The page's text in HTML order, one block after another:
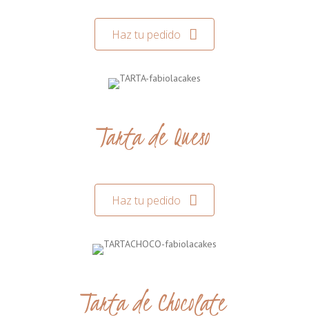
Haz tu pedido
Tarta de Queso
Haz tu pedido
Tarta de Chocolate